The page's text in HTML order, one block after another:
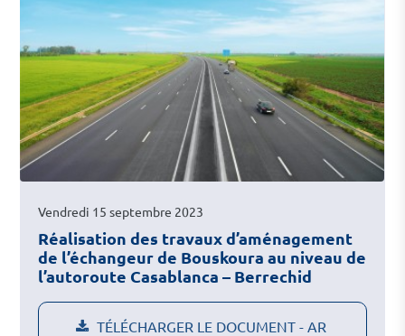
Vendredi 15 septembre 2023
Réalisation des travaux d’aménagement
de l’échangeur de Bouskoura au niveau de
l’autoroute Casablanca – Berrechid
TÉLÉCHARGER LE DOCUMENT - AR